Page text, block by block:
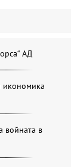
АД
икономика
войната в